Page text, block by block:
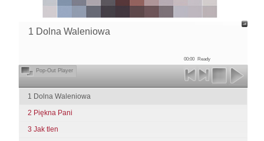
1 Dolna Waleniowa
00:00 Ready
Pop-Out Player
1 Dolna Waleniowa
2 Piękna Pani
3 Jak tlen